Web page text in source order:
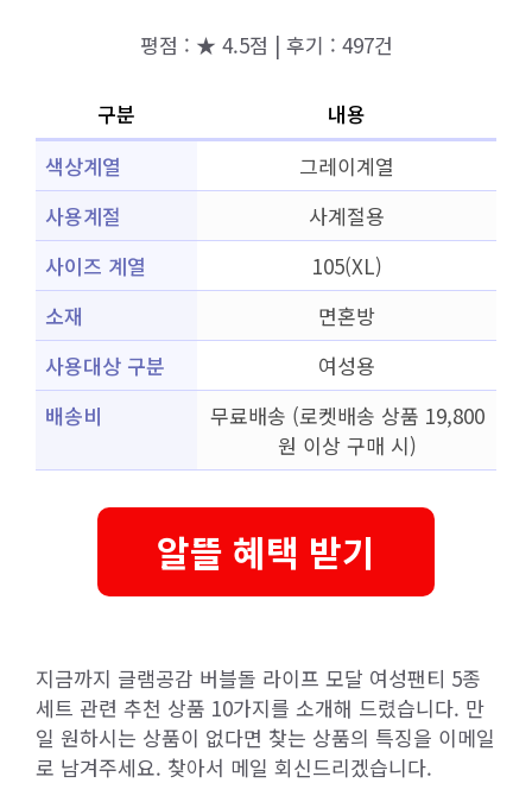
평점 : ★ 4.5점 | 후기 : 497건
구분
내용
색상계열
그레이계열
사용계절
사계절용
사이즈 계열
105(XL)
소재
면혼방
사용대상 구분
여성용
배송비
무료배송 (로켓배송 상품 19,800
원 이상 구매 시)
알뜰 혜택 받기
지금까지 글램공감 버블돌 라이프 모달 여성팬티 5종
세트 관련 추천 상품 10가지를 소개해 드렸습니다. 만
일 원하시는 상품이 없다면 찾는 상품의 특징을 이메일
로 남겨주세요. 찾아서 메일 회신드리겠습니다.